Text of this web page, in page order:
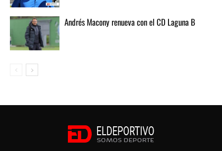
Andrés Macony renueva con el CD Laguna B